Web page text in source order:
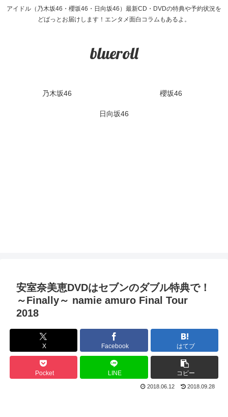
アイドル（乃木坂46・櫻坂46・日向坂46）最新CD・DVDの特典や予約状況を
どばっとお届けします！エンタメ面白コラムもあるよ。
blueroll
乃木坂46 櫻坂46
日向坂46
安室奈美恵DVDはセブンのダブル特典で！
～Finally～ namie amuro Final Tour
2018
X Facebook はてブ
Pocket LINE コピー
2018.06.12 2018.09.28